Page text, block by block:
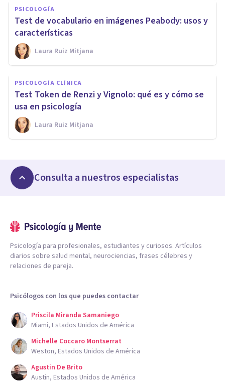
PSICOLOGÍA
Test de vocabulario en imágenes Peabody: usos y
características
Laura Ruiz Mitjana
PSICOLOGÍA CLÍNICA
Test Token de Renzi y Vignolo: qué es y cómo se
usa en psicología
Laura Ruiz Mitjana
Consulta a nuestros especialistas
Psicología para profesionales, estudiantes y curiosos. Artículos
diarios sobre salud mental, neurociencias, frases célebres y
relaciones de pareja.
Psicólogos con los que puedes contactar
Priscila Miranda Samaniego
Miami, Estados Unidos de América
Michelle Coccaro Montserrat
Weston, Estados Unidos de América
Agustin De Brito
Austin, Estados Unidos de América